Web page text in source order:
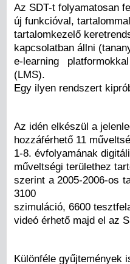
Az SDT-t folyamatosan
új funkcióval,
tartalomkezelő
kapcsolatban állni
e-learning
(LMS).
Egy ilyen rendszert
Az idén elkészül a
hozzáférhető 11
1-8. évfolyamának
műveltségi területhez
szerint a 2005-2006-os
3100
szimuláció, 6600
videó érhető majd el az
Különféle gyűjtemények